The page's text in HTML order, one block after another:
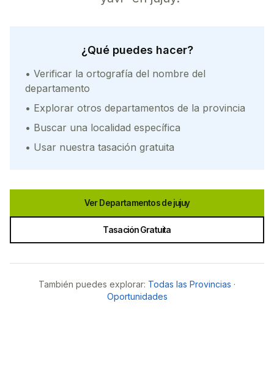
¿Qué puedes hacer?
• Verificar la ortografía del nombre del
departamento
• Explorar otros departamentos de la provincia
• Buscar una localidad específica
• Usar nuestra tasación gratuita
Ver Departamentos dejujuy
Tasación Gratuita
También puedes explorar: Todas las Provincias ·
Oportunidades